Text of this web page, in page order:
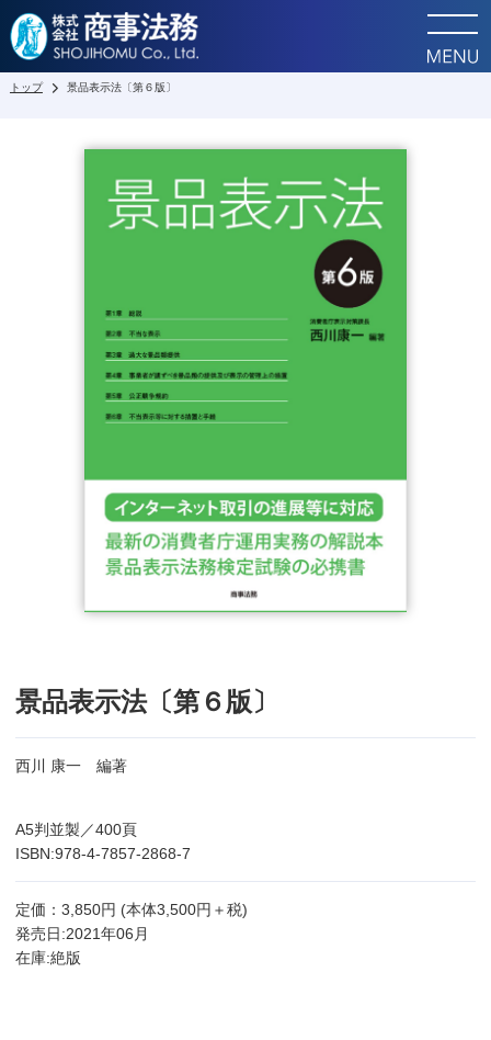
トップ 景品表示法〔第６版〕
景品表示法〔第６版〕
西川 康一 編著
A5判並製／400頁
ISBN:978-4-7857-2868-7
定価：3,850円 (本体3,500円＋税)
発売日:2021年06月
在庫:絶版